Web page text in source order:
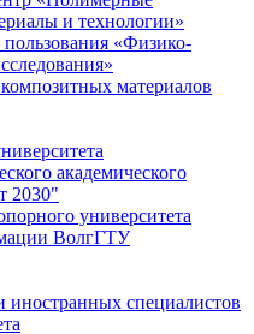
и технологии»
«Физико-
материалов
академического
2030"
университета
ВолгГТУ
иностранных специалистов